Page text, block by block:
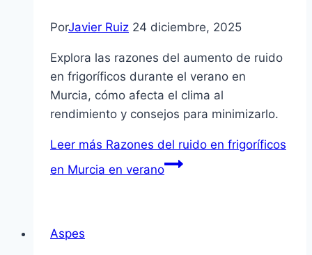
PorJavier Ruiz 24 diciembre, 2025
Explora las razones del aumento de ruido
en frigoríficos durante el verano en
Murcia, cómo afecta el clima al
rendimiento y consejos para minimizarlo.
Leer más Razones del ruido en frigoríficos
en Murcia en verano
Aspes